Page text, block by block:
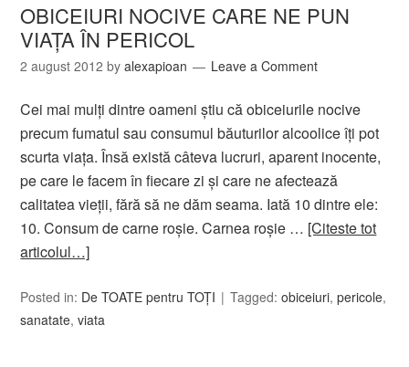
OBICEIURI NOCIVE CARE NE PUN
VIAŢA ÎN PERICOL
2 august 2012 byalexapioan Leave a Comment
Cei mai mulţi dintre oameni ştiu că obiceiurile nocive
precum fumatul sau consumul băuturilor alcoolice îţi pot
scurta viaţa. Însă există câteva lucruri, aparent inocente,
pe care le facem în fiecare zi şi care ne afectează
calitatea vieţii, fără să ne dăm seama. Iată 10 dintre ele:
10. Consum de carne roşie. Carnea roşie … [Citeste tot
articolul…]
Posted in: De TOATE pentru TOȚI Tagged:obiceiuri,pericole,
sanatate,viata